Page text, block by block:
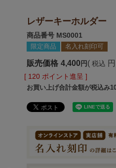
レザーキーホルダー
商品番号 MS0001
限定商品 名入れ刻印可
販売価格 4,400
税込
[ 120 ポイント進呈 ]
お買い上げ合計金額が税込み